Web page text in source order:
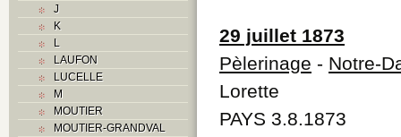
J
K
L
LAUFON
LUCELLE
M
MOUTIER
MOUTIER-GRANDVAL
29 juillet 1873
Pèlerinage - Notre-
Lorette
PAYS 3.8.1873